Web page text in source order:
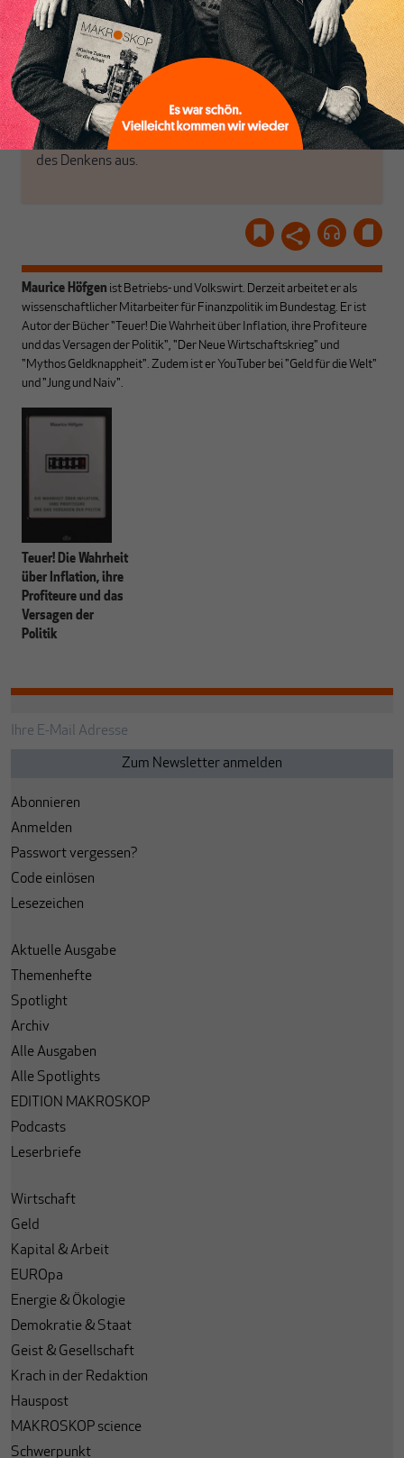
Dabei leben wir von
unseren Autoren, ihren
Recherchen, ihrem Wissen
und ihrem Enthusiasmus.
Gemeinsam scheren wir
aus den schmaler
werdenden Leitplanken
des Denkens aus.
ABONNIEREN SIE
MAKROSKOP
Schon Abonnent? Dann
hier einloggen!
Maurice Höfgen ist Betriebs- und Volkswirt. Derzeit arbeitet er als
wissenschaftlicher Mitarbeiter für Finanzpolitik im Bundestag. Er ist
Autor der Bücher " Teuer! Die Wahrheit über Inflation, ihre Profiteure
und das Versagen der Politik", " Der Neue Wirtschaftskrieg" und
"Mythos Geldknappheit". Zudem ist er YouTuber bei "Geld für die Welt"
und "Jung und Naiv".
Teuer! Die Wahrheit
über Inflation, ihre
Profiteure und das
Versagen der
Politik
Abonnieren
Anmelden
Passwort vergessen?
Code einlösen
Lesezeichen
Aktuelle Ausgabe
Themenhefte
Spotlight
Archiv
Alle Ausgaben
Alle Spotlights
EDITION MAKROSKOP
Podcasts
Leserbriefe
Wirtschaft
Geld
Kapital & Arbeit
EUROpa
Energie & Ökologie
Demokratie & Staat
Geist & Gesellschaft
Krach in der Redaktion
Hauspost
MAKROSKOP science
Schwerpunkt